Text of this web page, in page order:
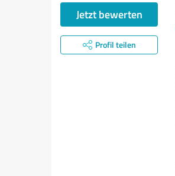
Jetzt bewerten
Profil teilen